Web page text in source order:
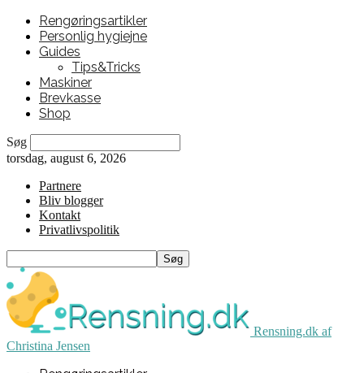
Rengøringsartikler
Personlig hygiejne
Guides
Tips&Tricks
Maskiner
Brevkasse
Shop
Søg
torsdag, august 6, 2026
Partnere
Bliv blogger
Kontakt
Privatlivspolitik
Rensning.dk af
Christina Jensen